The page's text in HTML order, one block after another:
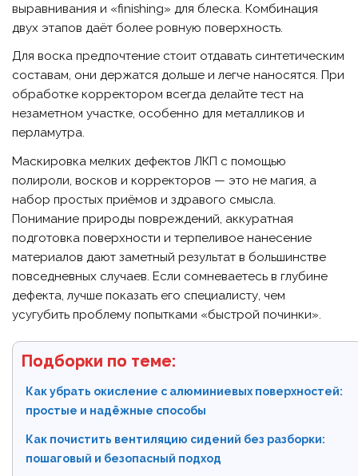
выравнивания и «finishing» для блеска. Комбинация
двух этапов даёт более ровную поверхность.
Для воска предпочтение стоит отдавать синтетическим
составам, они держатся дольше и легче наносятся. При
обработке корректором всегда делайте тест на
незаметном участке, особенно для металликов и
перламутра.
Маскировка мелких дефектов ЛКП с помощью
полироли, восков и корректоров — это не магия, а
набор простых приёмов и здравого смысла.
Понимание природы повреждений, аккуратная
подготовка поверхности и терпеливое нанесение
материалов дают заметный результат в большинстве
повседневных случаев. Если сомневаетесь в глубине
дефекта, лучше показать его специалисту, чем
усугубить проблему попытками «быстрой починки».
Подборки по теме:
Как убрать окисление с алюминиевых поверхностей:
простые и надёжные способы
Как почистить вентиляцию сидений без разборки:
пошаговый и безопасный подход